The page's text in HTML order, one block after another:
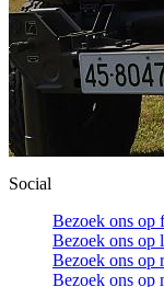
Social
Bezoek ons op
Bezoek ons op
Bezoek ons op
Bezoek ons op